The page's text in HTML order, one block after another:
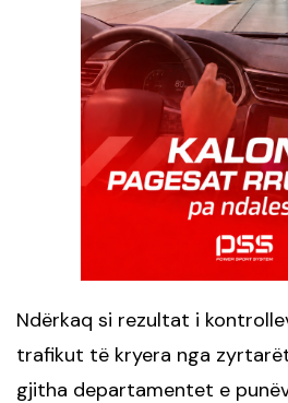
Ndërkaq si rezultat i
trafikut të kryera nga
gjitha departamentet e